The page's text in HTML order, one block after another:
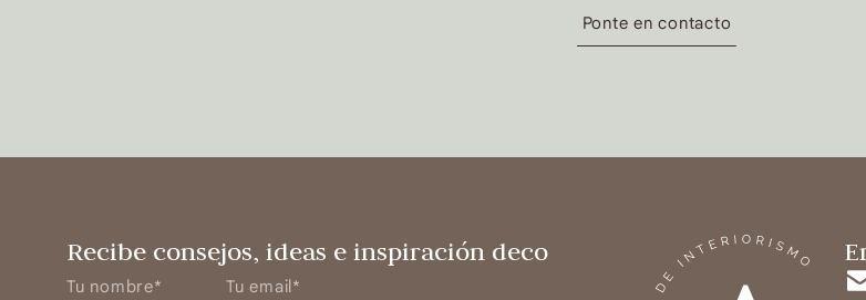
Ponte en contacto
Recibe consejos, ideas e inspiración deco